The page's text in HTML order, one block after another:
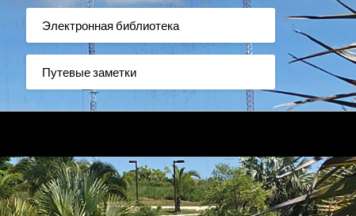
Электронная библиотека
Путевые заметки